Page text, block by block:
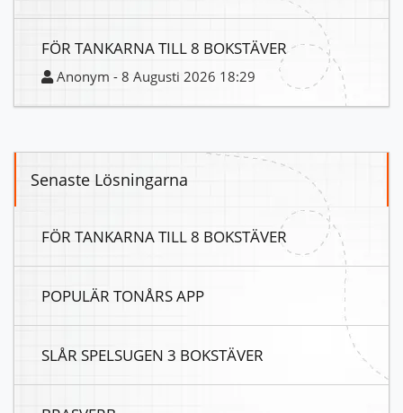
FÖR TANKARNA TILL 8 BOKSTÄVER
Anonym - 8 Augusti 2026 18:29
Senaste Lösningarna
FÖR TANKARNA TILL 8 BOKSTÄVER
POPULÄR TONÅRS APP
SLÅR SPELSUGEN 3 BOKSTÄVER